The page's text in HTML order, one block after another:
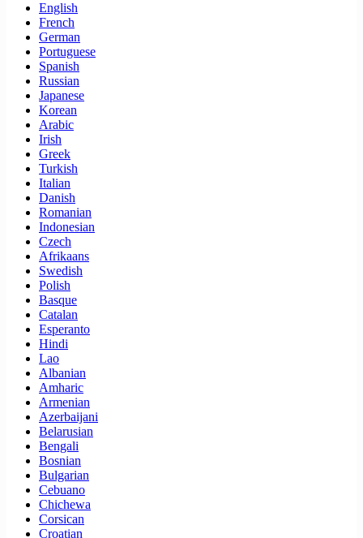
English
French
German
Portuguese
Spanish
Russian
Japanese
Korean
Arabic
Irish
Greek
Turkish
Italian
Danish
Romanian
Indonesian
Czech
Afrikaans
Swedish
Polish
Basque
Catalan
Esperanto
Hindi
Lao
Albanian
Amharic
Armenian
Azerbaijani
Belarusian
Bengali
Bosnian
Bulgarian
Cebuano
Chichewa
Corsican
Croatian